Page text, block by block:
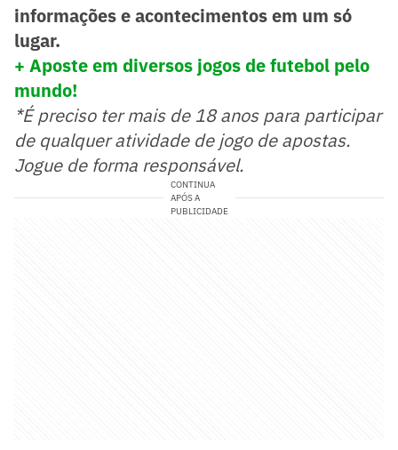
informações e acontecimentos em um só
lugar.
+ Aposte em diversos jogos de futebol pelo
mundo!
*É preciso ter mais de 18 anos para participar
de qualquer atividade de jogo de apostas.
Jogue de forma responsável.
CONTINUA
APÓS A
PUBLICIDADE